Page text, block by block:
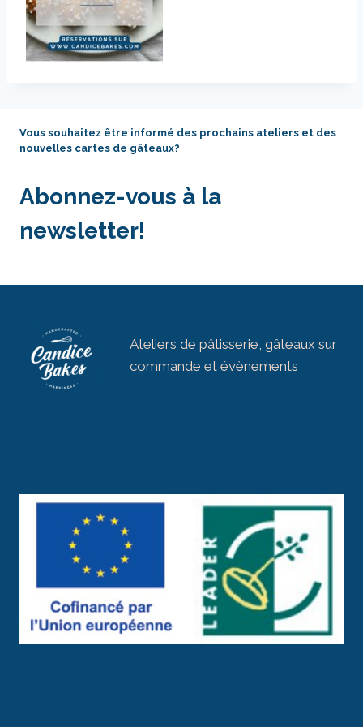
Vous souhaitez être informé des prochains ateliers et des
nouvelles cartes de gâteaux?
Abonnez-vous à la
newsletter!
Ateliers de pâtisserie, gâteaux sur
commande et évènements